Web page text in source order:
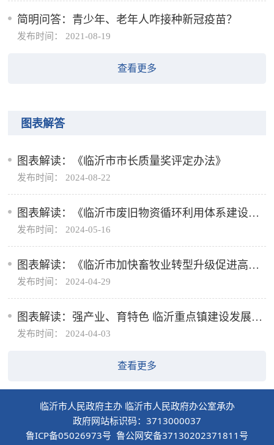
简明问答：青少年、老年人咋接种新冠疫苗？
发布时间： 2021-08-19
查看更多
图表解答
图表解读：《临沂市市长质量奖评定办法》
发布时间： 2024-08-22
图表解读：《临沂市废旧物资循环利用体系建设实
施方案》
发布时间： 2024-05-16
图表解读：《临沂市加快畜牧业转型升级促进高质
量发展实施方案》
发布时间： 2024-04-29
图表解读：强产业、育特色 临沂重点镇建设发展规
划出炉
发布时间： 2024-04-03
查看更多
临沂市人民政府主办 临沂市人民政府办公室承办
政府网站标识码：3713000037
鲁ICP备05026973号 鲁公网安备37130202371811号